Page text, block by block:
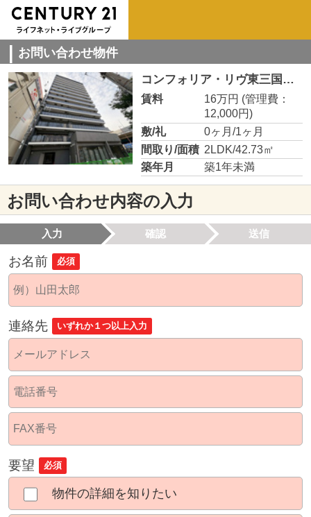
お問い合わせ物件
コンフォリア・リヴ東三国駅前ソルテラス
賃料 16万円 (管理費：
12,000円)
敷/礼
0ヶ月/1ヶ月
間取り/面積 2LDK/42.73㎡
築年月
築1年未満
お問い合わせ内容の入力
入力 確認 送信
お名前 必須
連絡先 いずれか１つ以上入力
要望 必須
物件の詳細を知りたい